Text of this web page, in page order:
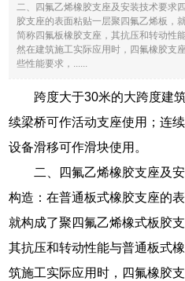
二、四氟乙烯橡胶支座及安装技术要求
胶支座的表面粘贴一层聚四氟乙烯板，
简称四氟板橡胶支座，其抗压和转动性
然在建筑施工实际应用时，四氟橡胶支
些性能要求，......
跨度大于30米的大跨度建
续梁桥可作活动支座使用；连
设备滑移可作滑块使用。
二、四氟乙烯橡胶支座及
构造：在普通板式橡胶支座的
就构成了聚四氟乙烯橡式板胶
其抗压和转动性能与普通板式
筑施工实际应用时，四氟橡胶